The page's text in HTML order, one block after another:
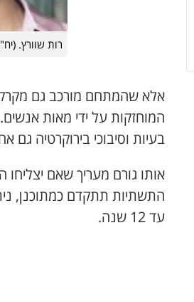
רות שוורץ.
אלא שהמתחם מורכב גם
המוחזקות על ידי מאות
בעיות וסיבוכי בירוקרטיה
אותו גורם מעריך שאם
עד 12 שנה.